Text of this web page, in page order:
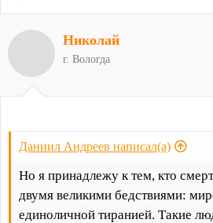
и
Даниил Андреев написал(а)
Но я принадлежу к тем, кто
двумя великими бедствиями:
единоличной тиранией. Такие
Николай
г. Вологда